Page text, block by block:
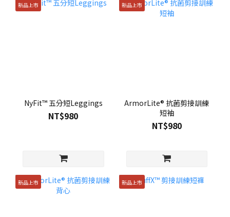
新品上市
NyFit™ 五分短Leggings
NT$980
新品上市
ArmorLite® 抗菌剪接訓練
短袖
NT$980
新品上市 新品上市